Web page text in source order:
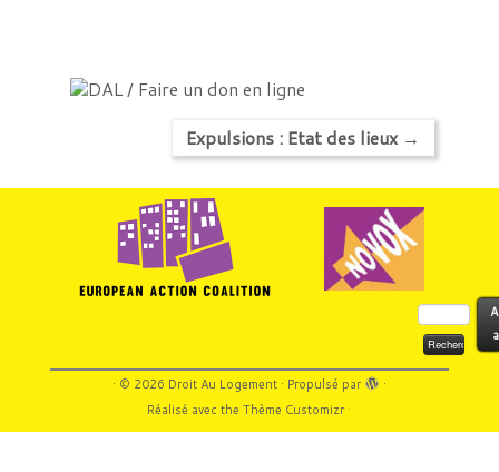
Expulsions : Etat des lieux →
Rechercher :
· © 2026 Droit Au Logement· Propulsé par
·
Réalisé avec theThème Customizr·